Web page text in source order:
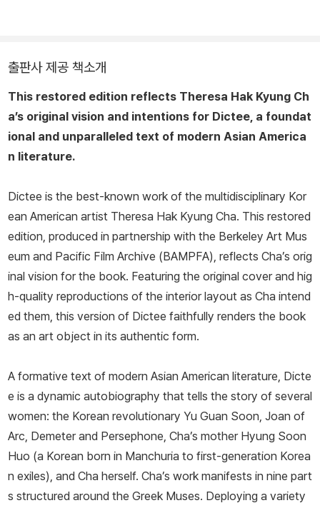
출판사 제공 책소개
This restored edition reflects Theresa Hak Kyung Ch
a’s original vision and intentions for Dictee, a foundat
ional and unparalleled text of modern Asian America
n literature.
Dictee is the best-known work of the multidisciplinary Kor
ean American artist Theresa Hak Kyung Cha. This restored
edition, produced in partnership with the Berkeley Art Mus
eum and Pacific Film Archive (BAMPFA), reflects Cha’s orig
inal vision for the book. Featuring the original cover and hig
h-quality reproductions of the interior layout as Cha intend
ed them, this version of Dictee faithfully renders the book
as an art object in its authentic form.
A formative text of modern Asian American literature, Dicte
e is a dynamic autobiography that tells the story of several
women: the Korean revolutionary Yu Guan Soon, Joan of
Arc, Demeter and Persephone, Cha’s mother Hyung Soon
Huo (a Korean born in Manchuria to first-generation Korea
n exiles), and Cha herself. Cha’s work manifests in nine part
s structured around the Greek Muses. Deploying a variety